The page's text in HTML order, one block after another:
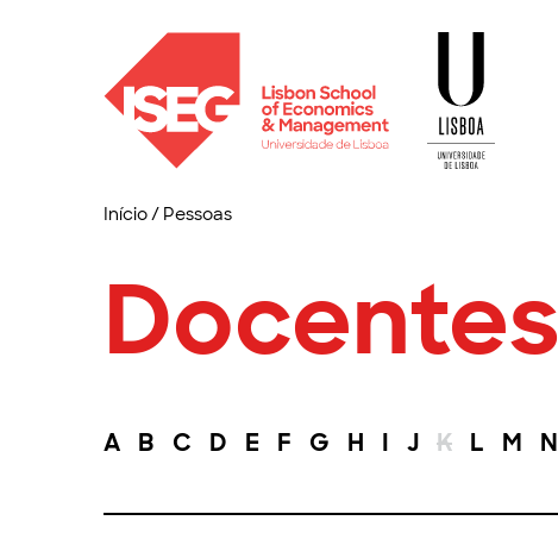
Início/ Pessoas
Docentes
A B C D E F G H I J K L M N